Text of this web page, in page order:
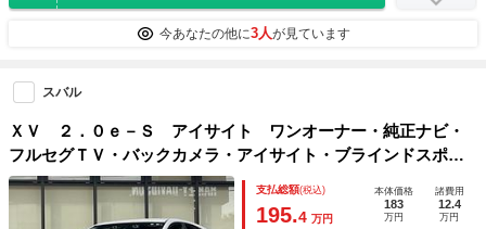
今あなたの他に3人が見ています
スバル
ＸＶ ２．０ｅ－Ｓ アイサイト ワンオーナー・純正ナビ・
フルセグＴＶ・バックカメラ・アイサイト・ブラインドスポッ
ト・パドルシフト・電子パーキングブレーキ・ＥＴＣ・スマー
トキープッシュスタート
支払総額(税込)
195.4 万円
本体価格
183
万円
諸費用
12.4
万円